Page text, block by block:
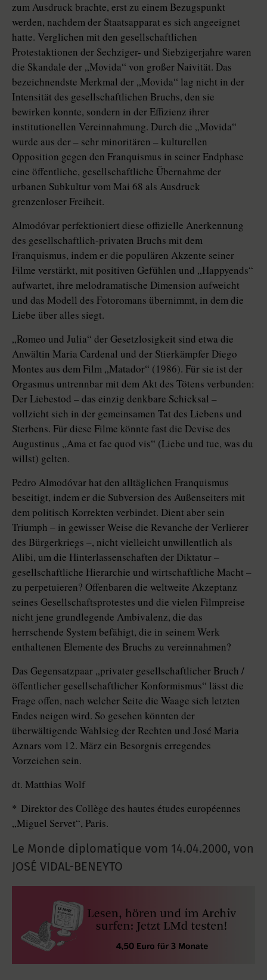
zum Ausdruck brachte, erst zu einem Bezugspunkt
werden, nachdem der Staatsapparat es sich angeeignet
hatte. Verglichen mit den gesellschaftlichen
Protestaktionen der Sechziger- und Siebzigerjahre waren
die Skandale der „Movida“ von großer Naivität. Das
bezeichnendste Merkmal der „Movida“ lag nicht in der
Intensität des gesellschaftlichen Bruchs, den sie
bewirken konnte, sondern in der Effizienz ihrer
institutionellen Vereinnahmung. Durch die „Movida“
wurde aus der – sehr minoritären – kulturellen
Opposition gegen den Franquismus in seiner Endphase
eine öffentliche, gesellschaftliche Übernahme der
urbanen Subkultur vom Mai 68 als Ausdruck
grenzenloser Freiheit.
Almodóvar perfektioniert diese offizielle Anerkennung
des gesellschaftlich-privaten Bruchs mit dem
Franquismus, indem er die populären Akzente seiner
Filme verstärkt, mit positiven Gefühlen und „Happyends“
aufwartet, ihre melodramatische Dimension aufweicht
und das Modell des Fotoromans übernimmt, in dem die
Liebe über alles siegt.
„Romeo und Julia“ der Gesetzlosigkeit sind etwa die
Anwältin Maria Cardenal und der Stierkämpfer Diego
Montes aus dem Film „Matador“ (1986). Für sie ist der
Orgasmus untrennbar mit dem Akt des Tötens verbunden:
Der Liebestod – das einzig denkbare Schicksal –
vollzieht sich in der gemeinsamen Tat des Liebens und
Sterbens. Für diese Filme könnte fast die Devise des
Augustinus „Ama et fac quod vis“ (Liebe und tue, was du
willst) gelten.
Pedro Almodóvar hat den alltäglichen Franquismus
beseitigt, indem er die Subversion des Außenseiters mit
dem politisch Korrekten verbindet. Dient aber sein
Triumph – in gewisser Weise die Revanche der Verlierer
des Bürgerkriegs –, nicht vielleicht unwillentlich als
Alibi, um die Hinterlassenschaften der Diktatur –
gesellschaftliche Hierarchie und wirtschaftliche Macht –
zu perpetuieren? Offenbaren die weltweite Akzeptanz
seines Gesellschaftsprotestes und die vielen Filmpreise
nicht jene grundlegende Ambivalenz, die das
herrschende System befähigt, die in seinem Werk
enthaltenen Elemente des Bruchs zu vereinnahmen?
Das Gegensatzpaar „privater gesellschaftlicher Bruch /
öffentlicher gesellschaftlicher Konformismus“ lässt die
Frage offen, nach welcher Seite die Waage sich letzten
Endes neigen wird. So gesehen könnten der
überwältigende Wahlsieg der Rechten und José Maria
Aznars vom 12. März ein Besorgnis erregendes
Vorzeichen sein.
dt. Matthias Wolf
* Direktor des Collège des hautes études européennes
„Miguel Servet“, Paris.
Le Monde diplomatique vom 14.04.2000, von
JOSÉ VIDAL-BENEYTO